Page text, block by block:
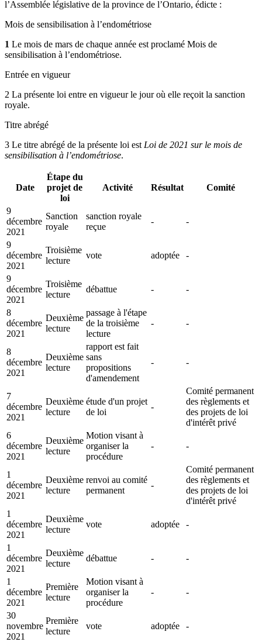
l’Assemblée législative de la province de l’Ontario, édicte :
Mois de sensibilisation à l’endométriose
1 Le mois de mars de chaque année est proclamé Mois de
sensibilisation à l’endométriose.
Entrée en vigueur
2 La présente loi entre en vigueur le jour où elle reçoit la sanction
royale.
Titre abrégé
3 Le titre abrégé de la présente loi est Loi de 2021 sur le mois de
sensibilisation à l’endométriose.
Date
Étape du
projet de
loi
Activité Résultat Comité
9
décembre
2021
Sanction
royale
sanction royale
reçue
- -
9
décembre
2021
Troisième
lecture
vote adoptée -
9
décembre
2021
Troisième
lecture
débattue - -
8
décembre
2021
Deuxième
lecture
passage à l'étape
de la troisième
lecture
- -
8
décembre
2021
Deuxième
lecture
rapport est fait
sans
propositions
d'amendement
- -
7
décembre
2021
Deuxième
lecture
étude d'un projet
de loi
-
Comité permanent
des règlements et
des projets de loi
d'intérêt privé
6
décembre
2021
Deuxième
lecture
Motion visant à
organiser la
procédure
- -
1
décembre
2021
Deuxième
lecture
renvoi au comité
permanent
-
Comité permanent
des règlements et
des projets de loi
d'intérêt privé
1
décembre
2021
Deuxième
lecture
vote adoptée -
1
décembre
2021
Deuxième
lecture
débattue - -
1
décembre
2021
Première
lecture
Motion visant à
organiser la
procédure
- -
30
novembre
2021
Première
lecture
vote adoptée -